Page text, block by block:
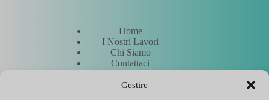
Gestire
Home
I Nostri Lavori
Chi Siamo
Contattaci
Incontra i nostri esperti